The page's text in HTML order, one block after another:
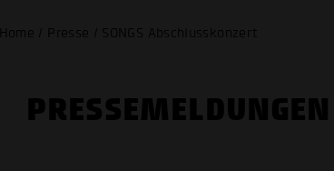
Home / Presse / SONGS Abschlusskonzert
PRESSE­MELDUNGEN